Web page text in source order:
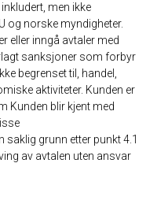
men ikke
og norske myndigheter.
eller inngå avtaler med
sanksjoner som forbyr
begrenset til, handel,
aktiviteter. Kunden er
Kunden blir kjent med
grunn etter punkt 4.1
av avtalen uten ansvar